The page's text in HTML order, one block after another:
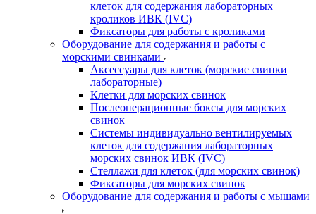
клеток для содержания лабораторных
кроликов ИВК (IVC)
Фиксаторы для работы с кроликами
Оборудование для содержания и работы с
морскими свинками
Аксессуары для клеток (морские свинки
лабораторные)
Клетки для морских свинок
Послеоперационные боксы для морских
свинок
Системы индивидуально вентилируемых
клеток для содержания лабораторных
морских свинок ИВК (IVC)
Стеллажи для клеток (для морских свинок)
Фиксаторы для морских свинок
Оборудование для содержания и работы с мышами